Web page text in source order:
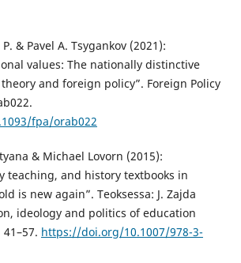
& Pavel A. Tsygankov (2021):
values: The nationally distinctive
and foreign policy”. Foreign Policy
fpa/orab022
& Michael Lovorn (2015):
teaching, and history textbooks in
is new again”. Teoksessa: J. Zajda
ideology and politics of education
https://doi.org/10.1007/978-3-